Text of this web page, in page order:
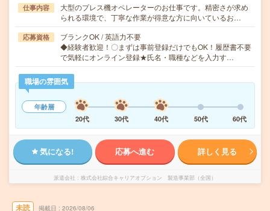
仕事内容
大型のプレス機オペレーターのお仕事です。精密さが求め
られる環境で、丁寧な作業が得意な方に向いているお…
応募資格
ブランクOK / 英語力不要
◆経験者歓迎！〇まずは事前登録だけでもOK！履歴書不要
で気軽にオンライン登録★氏名・職種などを入力す…
職場の雰囲気
年齢層
20代
30代 40代 50代 60代
気になる! 応募へ進む 詳しく見る
派遣会社 株式会社綜合キャリアオプション 製造事業部（全国）
未読 掲載日 2026/08/06